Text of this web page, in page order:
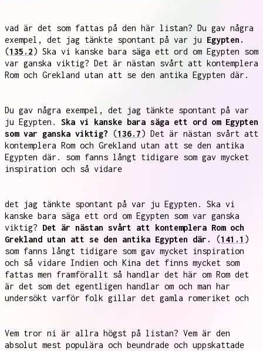
vad är det som fattas på den här listan? Du gav några
exempel, det jag tänkte spontant på var ju Egypten.
(135.2) Ska vi kanske bara säga ett ord om Egypten som
var ganska viktig? Det är nästan svårt att kontemplera
Rom och Grekland utan att se den antika Egypten där.
Du gav några exempel, det jag tänkte spontant på var
ju Egypten. Ska vi kanske bara säga ett ord om Egypten
som var ganska viktig? (136.7) Det är nästan svårt att
kontemplera Rom och Grekland utan att se den antika
Egypten där. som fanns långt tidigare som gav mycket
inspiration och så vidare
det jag tänkte spontant på var ju Egypten. Ska vi
kanske bara säga ett ord om Egypten som var ganska
viktig? Det är nästan svårt att kontemplera Rom och
Grekland utan att se den antika Egypten där.
(141.1 )
som fanns långt tidigare som gav mycket inspiration
och så vidare Indien och Kina det finns mycket som
fattas men framförallt så handlar det här om Rom det
är det som det egentligen handlar om och man har
undersökt varför folk gillar det gamla romeriket och
Vem tror ni är allra högst på listan? Vem är den
absolut mest populära och beundrade och uppskattade